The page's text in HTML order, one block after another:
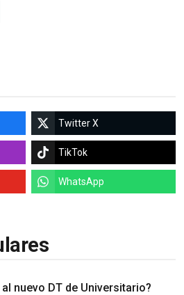
Twitter X
TikTok
WhatsApp
nuevo DT de Universitario?